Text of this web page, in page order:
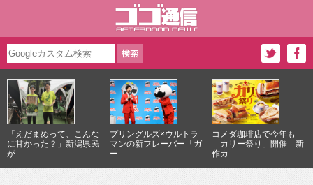
「えだまめって、こんな
に甘かった？」新潟県民
が...
プリングルズ×ウルトラ
マンの新フレーバー「ガ
ー...
コメダ珈琲店で今年も
「カリー祭り」開催 新
作カ...